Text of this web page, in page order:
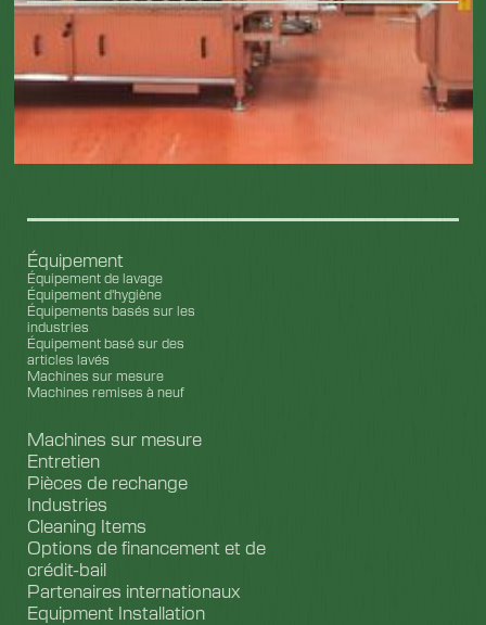
Équipement
Équipement de lavage
Équipement d'hygiène
Équipements basés sur les
industries
Équipement basé sur des
articles lavés
Machines sur mesure
Machines remises à neuf
Machines sur mesure
Entretien
Pièces de rechange
Industries
Cleaning Items
Options de financement et de
crédit-bail
Partenaires internationaux
Equipment Installation